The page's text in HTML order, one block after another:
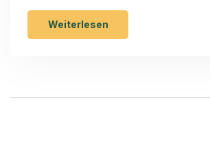
erfolgreiche Sanierung.
Weiterlesen